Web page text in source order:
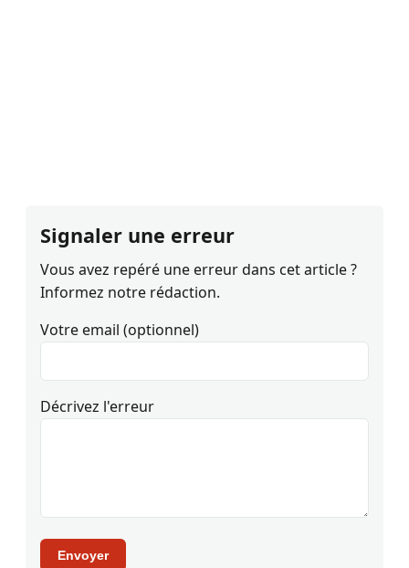
Signaler une erreur
Vous avez repéré une erreur dans cet article ?
Informez notre rédaction.
Votre email (optionnel)
Décrivez l'erreur
Envoyer